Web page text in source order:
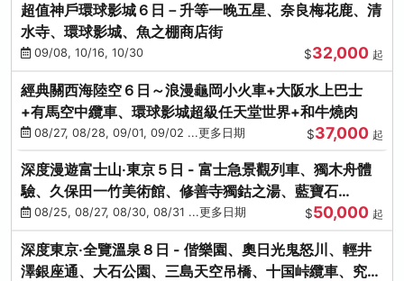
超值神戶環球影城６日－升等一晚五星、奈良梅花鹿、清
水寺、環球影城、魚之棚商店街
09/08, 10/16, 10/30 $32,000 起
經典關西海陸空６日～浪漫龜岡小火車+大阪水上巴士
+有馬空中纜車、環球影城超級任天堂世界+和牛燒肉
08/27, 08/28, 09/01, 09/02 ...更多日期 $37,000 起
深度漫遊富士山‧東京５日 - 富士急景觀列車、獨木舟體
驗、久保田一竹美術館、修善寺獨鈷之湯、藍寶石
SAPHIR踴子號
08/25, 08/27, 08/30, 08/31 ...更多日期 $50,000 起
深度東京‧全覽溫泉８日 - 偕樂園、奧日光鬼怒川、輕井
澤銀座通、大石公園、三島天空吊橋、十国峠纜車、究極